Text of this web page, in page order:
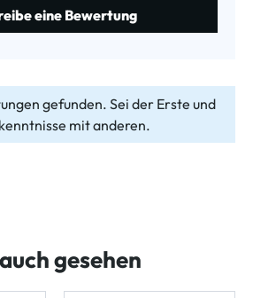
eine Bewertung
gefunden. Sei der Erste und
mit anderen.
gesehen